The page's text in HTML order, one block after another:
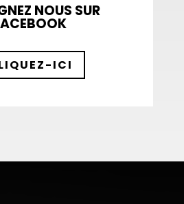
NOUS SUR
ICI